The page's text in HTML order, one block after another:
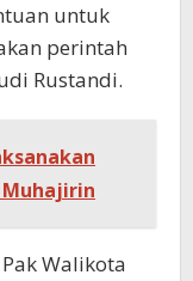
untuk
perintah
Rustandi.
Muhajirin
Walikota